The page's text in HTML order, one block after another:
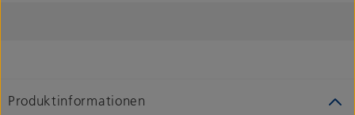
Produktinformationen